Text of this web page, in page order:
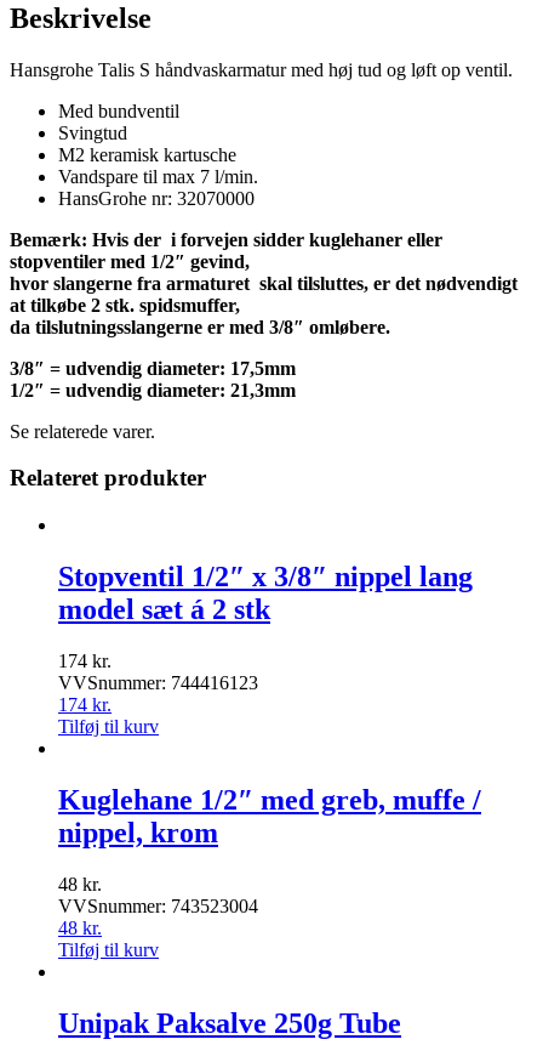
ventil
antal
Beskrivelse
Hansgrohe Talis S håndvaskarmatur med høj tud og løft op ventil.
Med bundventil
Svingtud
M2 keramisk kartusche
Vandspare til max 7 l/min.
HansGrohe nr: 32070000
Bemærk: Hvis der i forvejen sidder kuglehaner eller
stopventiler med 1/2″ gevind,
hvor slangerne fra armaturet skal tilsluttes, er det nødvendigt
at tilkøbe 2 stk. spidsmuffer,
da tilslutningsslangerne er med 3/8″ omløbere.
3/8″ = udvendig diameter: 17,5mm
1/2″ = udvendig diameter: 21,3mm
Se relaterede varer.
Relateret produkter
Stopventil 1/2″ x 3/8″ nippel lang
model sæt á 2 stk
174 kr.
VVSnummer: 744416123
174 kr.
Tilføj til kurv
Kuglehane 1/2″ med greb, muffe /
nippel, krom
48 kr.
VVSnummer: 743523004
48 kr.
Tilføj til kurv
Unipak Paksalve 250g Tube